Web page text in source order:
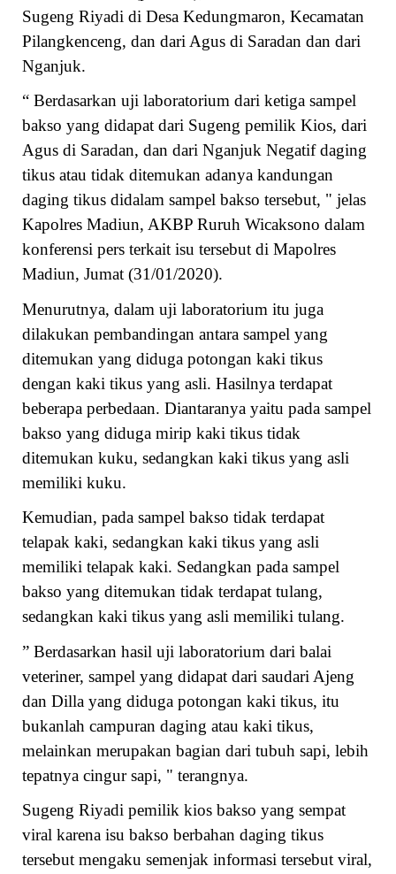
Sugeng Riyadi di Desa Kedungmaron, Kecamatan
Pilangkenceng, dan dari Agus di Saradan dan dari
Nganjuk.
“ Berdasarkan uji laboratorium dari ketiga sampel
bakso yang didapat dari Sugeng pemilik Kios, dari
Agus di Saradan, dan dari Nganjuk Negatif daging
tikus atau tidak ditemukan adanya kandungan
daging tikus didalam sampel bakso tersebut, " jelas
Kapolres Madiun, AKBP Ruruh Wicaksono dalam
konferensi pers terkait isu tersebut di Mapolres
Madiun, Jumat (31/01/2020).
Menurutnya, dalam uji laboratorium itu juga
dilakukan pembandingan antara sampel yang
ditemukan yang diduga potongan kaki tikus
dengan kaki tikus yang asli. Hasilnya terdapat
beberapa perbedaan. Diantaranya yaitu pada sampel
bakso yang diduga mirip kaki tikus tidak
ditemukan kuku, sedangkan kaki tikus yang asli
memiliki kuku.
Kemudian, pada sampel bakso tidak terdapat
telapak kaki, sedangkan kaki tikus yang asli
memiliki telapak kaki. Sedangkan pada sampel
bakso yang ditemukan tidak terdapat tulang,
sedangkan kaki tikus yang asli memiliki tulang.
” Berdasarkan hasil uji laboratorium dari balai
veteriner, sampel yang didapat dari saudari Ajeng
dan Dilla yang diduga potongan kaki tikus, itu
bukanlah campuran daging atau kaki tikus,
melainkan merupakan bagian dari tubuh sapi, lebih
tepatnya cingur sapi, " terangnya.
Sugeng Riyadi pemilik kios bakso yang sempat
viral karena isu bakso berbahan daging tikus
tersebut mengaku semenjak informasi tersebut viral,